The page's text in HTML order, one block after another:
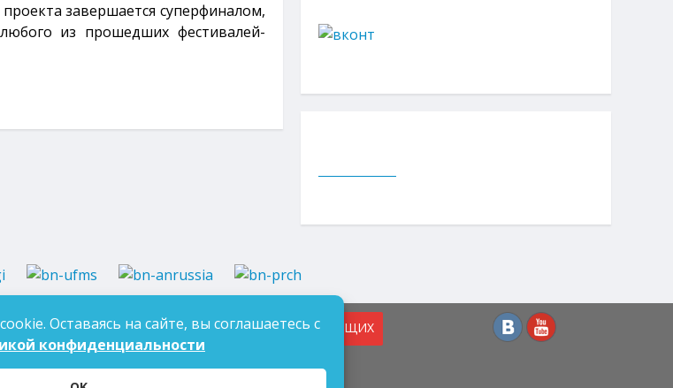
завершается суперфиналом,
из прошедших фестивалей-
ДЛЯ СЛАБОВИДЯЩИХ
Оставаясь на сайте, вы соглашаетесь с
конфиденциальности